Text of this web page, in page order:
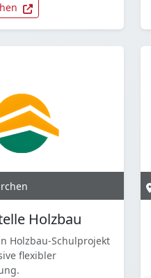
Holzbau
Holzbau-Schulprojekt
flexibler